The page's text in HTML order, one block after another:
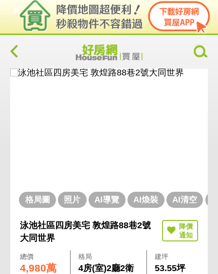
格局圖 照片 AI導覽 AI煥裝 AI清空
泳池社區四房美宅 敦煌路88巷2號
大同世界
總價
4,980萬
格局
4房(室)2廳2衛
建坪
53.55坪